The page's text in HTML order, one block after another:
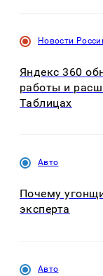
Новости
Яндекс 360
работы и
Таблицах
Авто
Почему
эксперта
Авто